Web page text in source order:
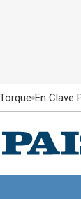
En Clave